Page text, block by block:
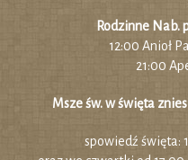
Rodzinne Nab.
12:00 Anioł
21:00
Msze św. w święta
spowiedź święta: